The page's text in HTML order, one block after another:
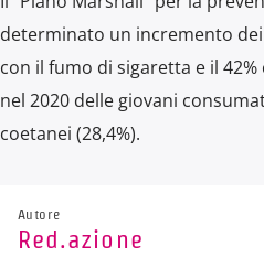
determinato un incremento
con il fumo di sigaretta e il
nel 2020 delle giovani
coetanei (28,4%).
Autore
Red.azione